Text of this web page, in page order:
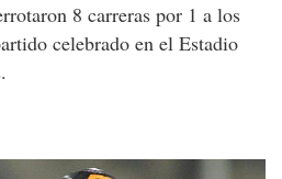
8 carreras por 1 a los
celebrado en el Estadio